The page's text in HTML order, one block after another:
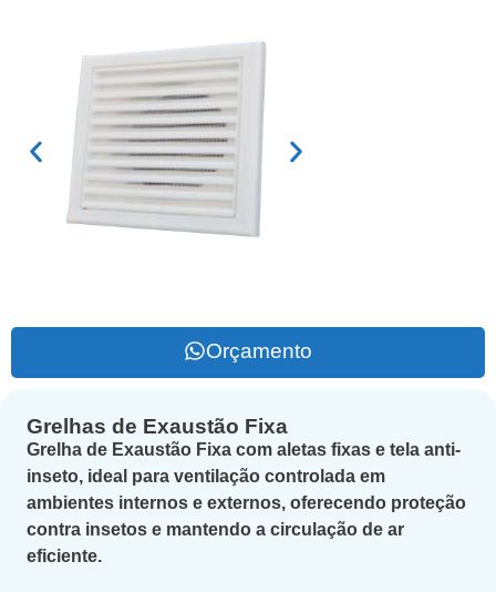
Orçamento
Grelhas de Exaustão Fixa
Grelha de Exaustão Fixa com aletas fixas e tela anti-
inseto, ideal para ventilação controlada em
ambientes internos e externos, oferecendo proteção
contra insetos e mantendo a circulação de ar
eficiente.